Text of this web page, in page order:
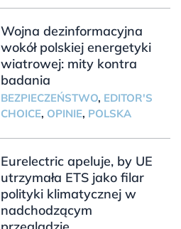
Wojna dezinformacyjna
wokół polskiej energetyki
wiatrowej: mity kontra
badania
BEZPIECZEŃSTWO, EDITOR'S
CHOICE, OPINIE, POLSKA
Eurelectric apeluje, by UE
utrzymała ETS jako filar
polityki klimatycznej w
nadchodzącym